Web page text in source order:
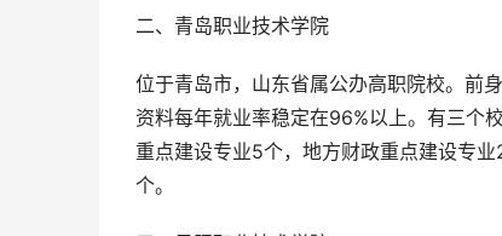
二、青岛职业技术学院
位于青岛市，山东省属公办高职院校。前
资料每年就业率稳定在96%以上。有三个
重点建设专业5个，地方财政重点建设专
个。